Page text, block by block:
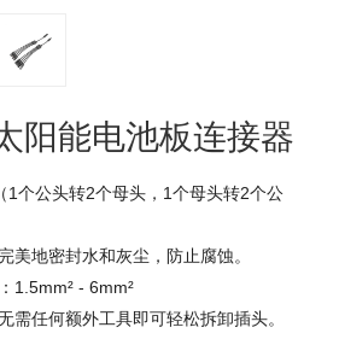
阳能电池板连接器
1个公头转2个母头，1个母头转2个公
美地密封水和灰尘，防止腐蚀。
1.5mm² - 6mm²
需任何额外工具即可轻松拆卸插头。